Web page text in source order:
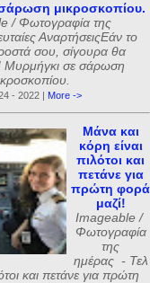
μικροσκοπίου.
/ Φωτογραφία της
ΑναρτήσειςΕάν το
σου, σίγουρα θα
Μυρμήγκι σε σάρωση
- 2022 | More ->
Μάνα και
κόρη είναι
πιλότοι και
πετάνε για
πρώτη φορά
μαζί!
Imageable /
Φωτογραφία
της
ημέρας - Τελ
και πετάνε για πρώτη